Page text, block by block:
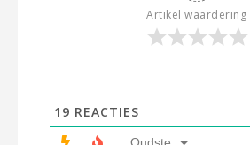
Artikel waardering
19 REACTIES